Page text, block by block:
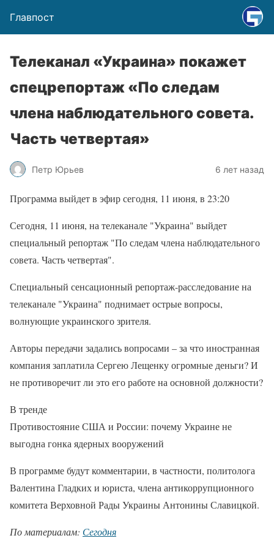
Главпост
Телеканал «Украина» покажет
спецрепортаж «По следам
члена наблюдательного совета.
Часть четвертая»
Петр Юрьев 6 лет назад
Программа выйдет в эфир сегодня, 11 июня, в 23:20
Сегодня, 11 июня, на телеканале "Украина" выйдет
специальный репортаж "По следам члена наблюдательного
совета. Часть четвертая".
Специальный сенсационный репортаж-расследование на
телеканале "Украина" поднимает острые вопросы,
волнующие украинского зрителя.
Авторы передачи задались вопросами – за что иностранная
компания заплатила Сергею Лещенку огромные деньги? И
не противоречит ли это его работе на основной должности?
В тренде
Противостояние США и России: почему Украине не
выгодна гонка ядерных вооружений
В программе будут комментарии, в частности, политолога
Валентина Гладких и юриста, члена антикоррупционного
комитета Верховной Рады Украины Антонины Славицкой.
По материалам: Сегодня